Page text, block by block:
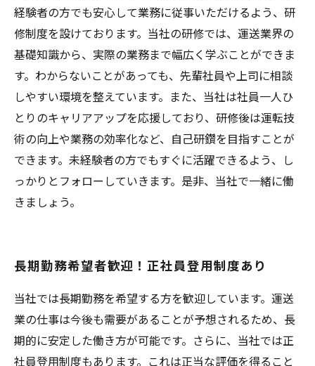
経験者の方でも安心して業務に従事いただけるよう、研
修制度を設けております。当社の研修では、運送業界の
基礎知識から、実際の業務まで幅広く学ぶことができま
す。わからないことがあっても、先輩社員や上司に相談
しやすい環境を整えています。また、当社は社員一人ひ
とりのキャリアアップを応援しており、研修後は運転技
術の向上や業務の効率化など、自己研鑽を目指すことが
できます。未経験者の方でもすぐに活躍できるよう、し
っかりとフォローしていきます。是非、当社で一緒に働
きましょう。
長期勤務希望者歓迎！正社員登用制度あり
当社では長期勤務を希望する方を歓迎しています。運送
業の仕事は今後も需要があることが予想されるため、長
期的に安定した働き方が可能です。さらに、当社では正
社員登用制度もあります。これは正当な評価を得ること